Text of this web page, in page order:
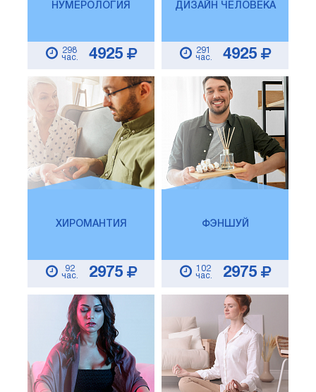
НУМЕРОЛОГИЯ
298
час.
4925
ДИЗАЙН ЧЕЛОВЕКА
291
час.
4925
ХИРОМАНТИЯ
92
час.
2975
ФЭНШУЙ
102
час.
2975